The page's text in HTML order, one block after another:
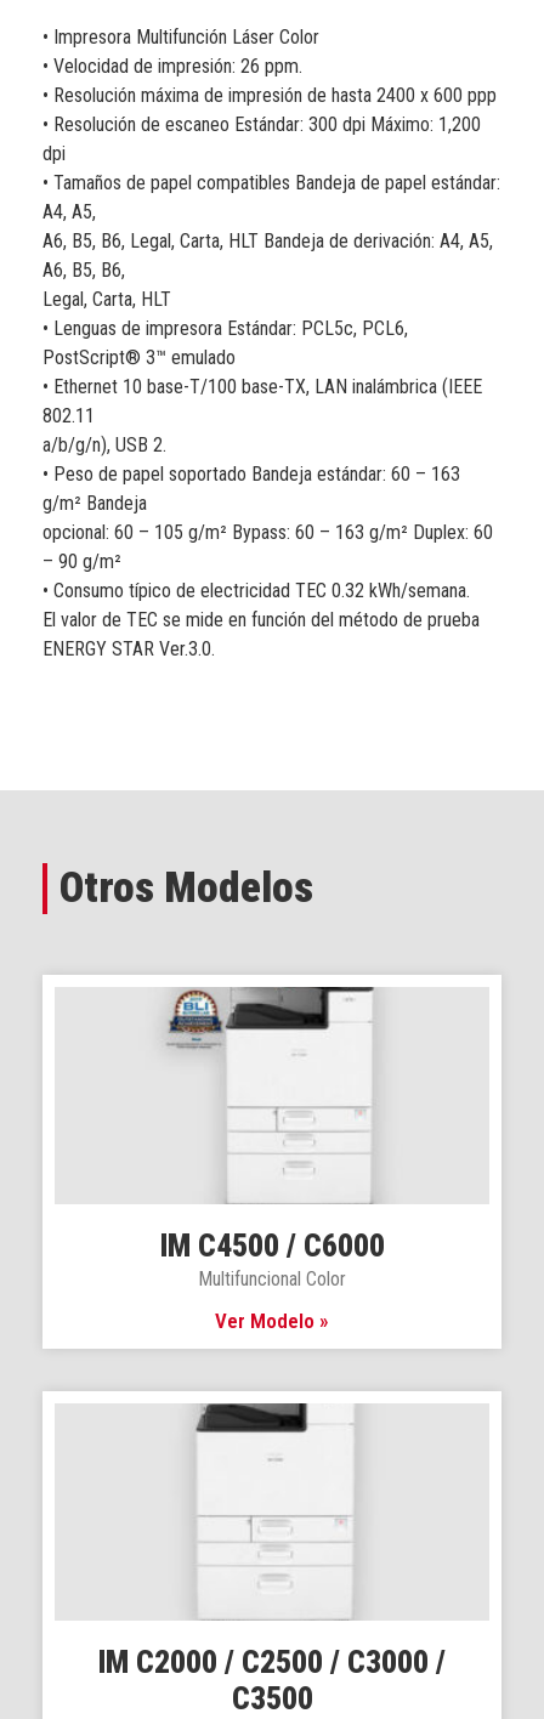
• Impresora Multifunción Láser Color
• Velocidad de impresión: 26 ppm.
• Resolución máxima de impresión de hasta 2400 x 600 ppp
• Resolución de escaneo Estándar: 300 dpi Máximo: 1,200
dpi
• Tamaños de papel compatibles Bandeja de papel estándar:
A4, A5,
A6, B5, B6, Legal, Carta, HLT Bandeja de derivación: A4, A5,
A6, B5, B6,
Legal, Carta, HLT
• Lenguas de impresora Estándar: PCL5c, PCL6,
PostScript® 3™ emulado
• Ethernet 10 base-T/100 base-TX, LAN inalámbrica (IEEE
802.11
a/b/g/n), USB 2.
• Peso de papel soportado Bandeja estándar: 60 – 163
g/m² Bandeja
opcional: 60 – 105 g/m² Bypass: 60 – 163 g/m² Duplex: 60
– 90 g/m²
• Consumo típico de electricidad TEC 0.32 kWh/semana.
El valor de TEC se mide en función del método de prueba
ENERGY STAR Ver.3.0.
Otros Modelos
IM C4500 / C6000
Multifuncional Color
Ver Modelo »
IM C2000 / C2500 / C3000 /
C3500